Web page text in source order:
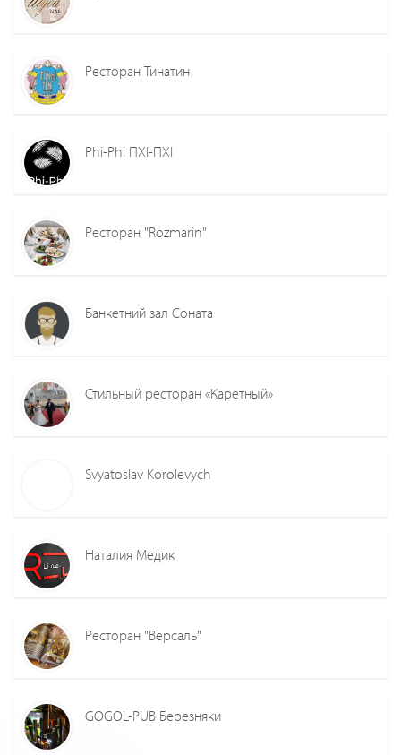
Ресторан Тинатин
Phi-Phi ПХІ-ПХІ
Ресторан "Rozmarin"
Банкетний зал Соната
Стильный ресторан «Каретный»
Svyatoslav Korolevych
Наталия Медик
Ресторан "Версаль"
GOGOL-PUB Березняки